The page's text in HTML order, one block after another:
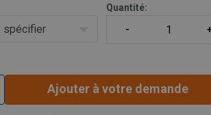
spécifier
Quantité:
Ajouter à votre demande